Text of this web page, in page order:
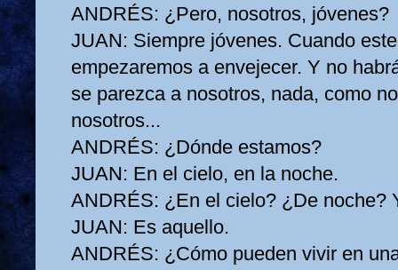
ANDRÉS: ¿Pero, nosotros, jóvenes?
JUAN: Siempre jóvenes. Cuando
empezaremos a envejecer. Y no
se parezca a nosotros, nada, como
nosotros...
ANDRÉS: ¿Dónde estamos?
JUAN: En el cielo, en la noche.
ANDRÉS: ¿En el cielo? ¿De noche?
JUAN: Es aquello.
ANDRÉS: ¿Cómo pueden vivir en